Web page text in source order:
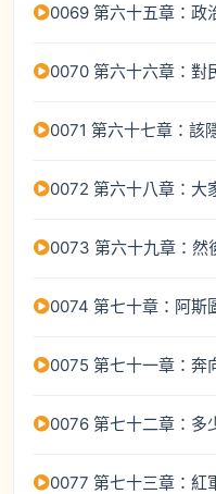
0069 第六十五章：政
0070 第六十六章：對
0071 第六十七章：該
0072 第六十八章：大
0073 第六十九章：然
0074 第七十章：阿斯
0075 第七十一章：奔
0076 第七十二章：多
0077 第七十三章：紅